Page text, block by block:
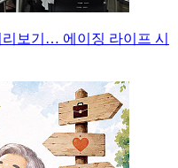
보기… 에이징 라이프 시